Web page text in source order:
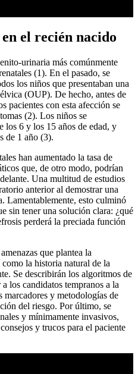
el recién nacido
urinaria más comúnmente
(1). En el pasado, se
los niños que presentaban una
(OUP). De hecho, antes de
pacientes con esta afección se
(2). Los niños se
los 6 y los 15 años de edad, y
de 1 año (3).
han aumentado la tasa de
que, de otro modo, podrían
Una multitud de estudios
anterior al demostrar una
Lamentablemente, esto culminó
sin tener una solución clara: ¿qué
perderá la preciada función
que plantea la
la historia natural de la
Se describirán los algoritmos de
los candidatos tempranos a la
y metodologías de
del riesgo. Por último, se
y mínimamente invasivos,
y trucos para el paciente